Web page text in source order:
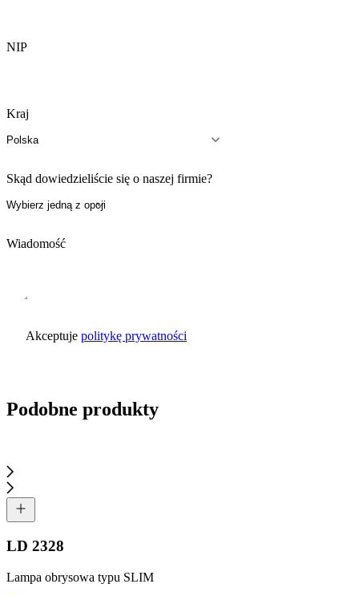
NIP
Kraj
Skąd dowiedzieliście się o naszej firmie?
Wiadomość
Akceptuje politykę prywatności
Podobne produkty
LD 2328
Lampa obrysowa typu SLIM